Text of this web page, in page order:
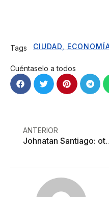
Tags CIUDAD
Cuéntaselo a todos
ANTERIOR
Johnatan